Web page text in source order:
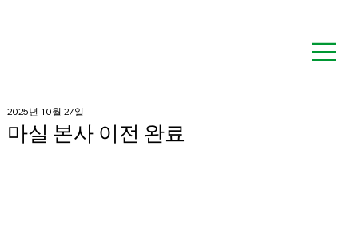
마실 본사 이전 완료
2025년 10월 27일